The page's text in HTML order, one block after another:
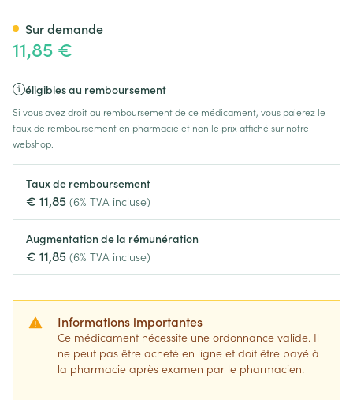
11,85 €
éligibles au remboursement
Si vous avez droit au remboursement de ce médicament, vous paierez le
taux de remboursement en pharmacie et non le prix affiché sur notre
webshop.
Taux de remboursement
€ 11,85 (6% TVA incluse)
Augmentation de la rémunération
€ 11,85 (6% TVA incluse)
Informations importantes
Ce médicament nécessite une ordonnance valide. Il
ne peut pas être acheté en ligne et doit être payé à
la pharmacie après examen par le pharmacien.
Sur demande